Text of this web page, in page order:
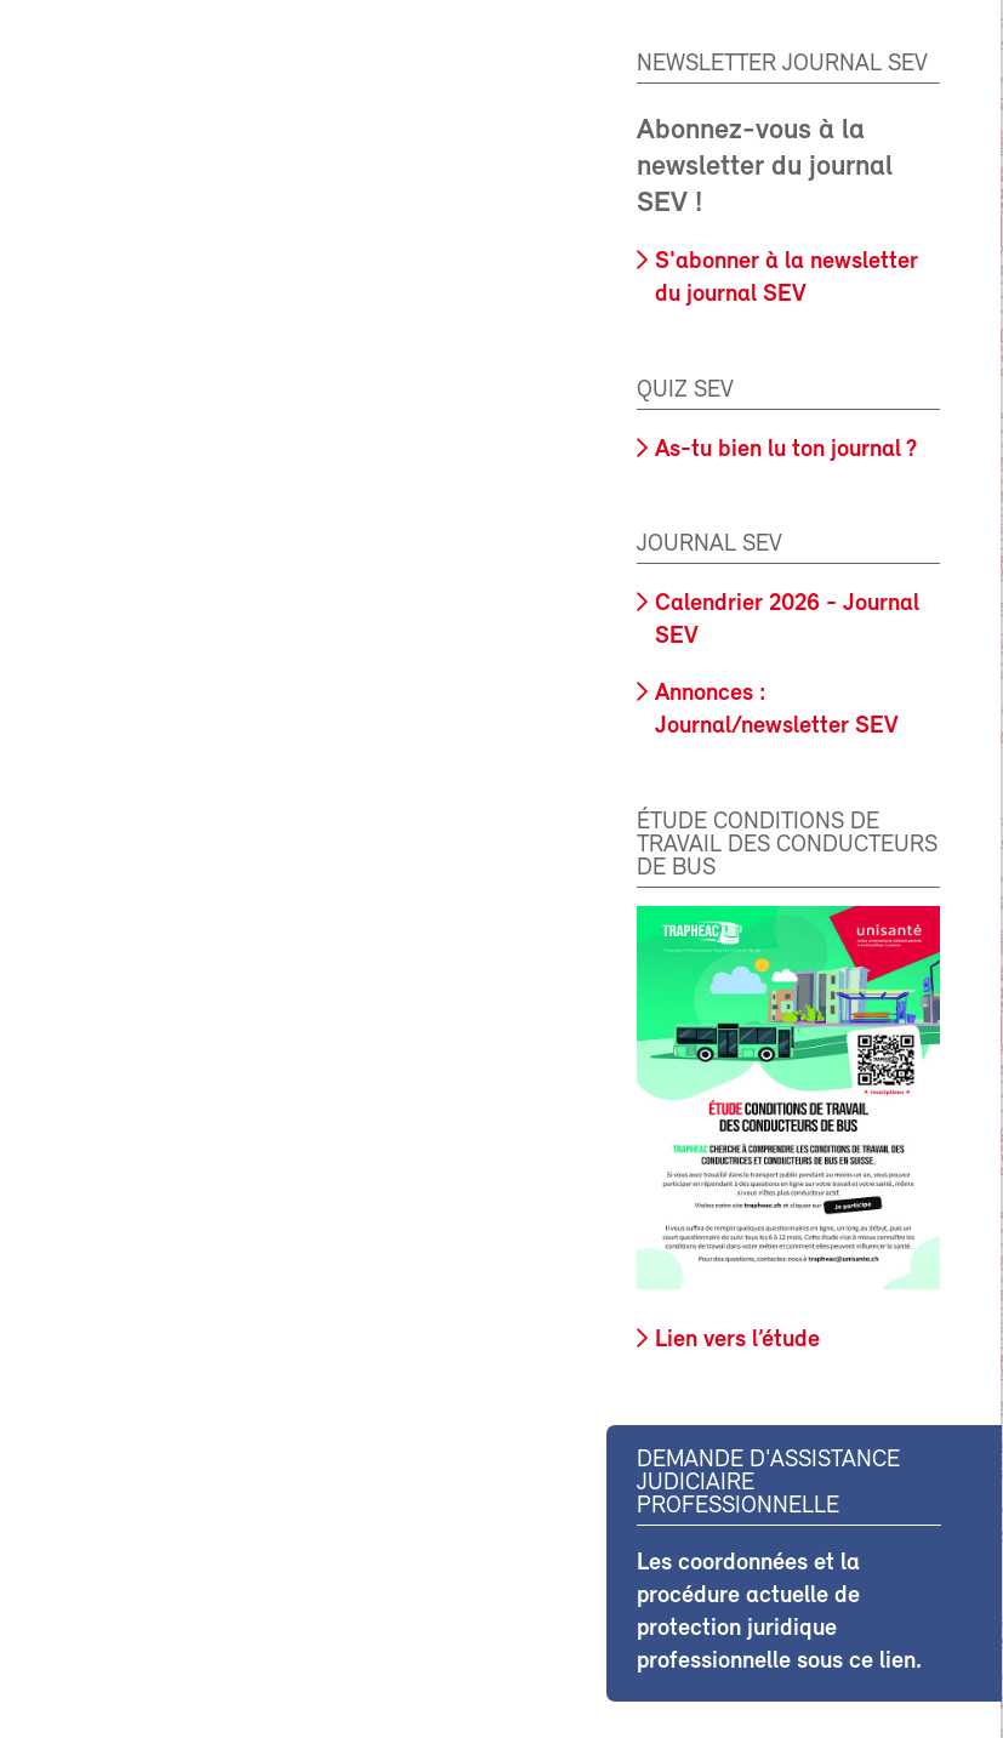
NEWSLETTER JOURNAL SEV
Abonnez-vous à la
newsletter du journal
SEV !
S'abonner à la newsletter
du journal SEV
QUIZ SEV
As-tu bien lu ton journal ?
JOURNAL SEV
Calendrier 2026 - Journal
SEV
Annonces :
Journal/newsletter SEV
ÉTUDE CONDITIONS DE
TRAVAIL DES CONDUCTEURS
DE BUS
Lien vers l’étude
DEMANDE D'ASSISTANCE
JUDICIAIRE
PROFESSIONNELLE
Les coordonnées et la
procédure actuelle de
protection juridique
professionnelle sous ce lien.